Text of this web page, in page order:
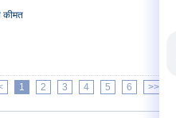
कीमत
1 2 3 4 5 6 >>